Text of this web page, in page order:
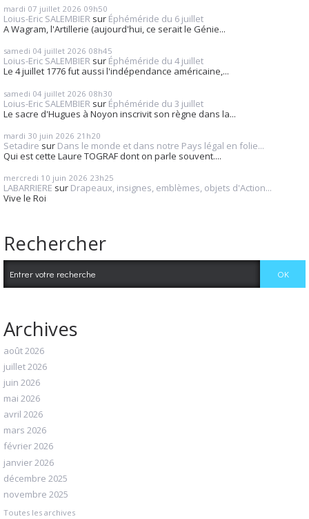
mardi 07 juillet 2026 09h50
Loius-Eric SALEMBIER sur Éphéméride du 6 juillet
A Wagram, l'Artillerie (aujourd'hui, ce serait le Génie...
samedi 04 juillet 2026 08h45
Loius-Eric SALEMBIER sur Éphéméride du 4 juillet
Le 4 juillet 1776 fut aussi l'indépendance américaine,...
samedi 04 juillet 2026 08h30
Loius-Eric SALEMBIER sur Éphéméride du 3 juillet
Le sacre d'Hugues à Noyon inscrivit son règne dans la...
mardi 30 juin 2026 21h20
Setadire sur Dans le monde et dans notre Pays légal en folie...
Qui est cette Laure TOGRAF dont on parle souvent....
mercredi 10 juin 2026 23h25
LABARRIERE sur Drapeaux, insignes, emblèmes, objets d'Action...
Vive le Roi
Rechercher
Archives
août 2026
juillet 2026
juin 2026
mai 2026
avril 2026
mars 2026
février 2026
janvier 2026
décembre 2025
novembre 2025
Toutes les archives